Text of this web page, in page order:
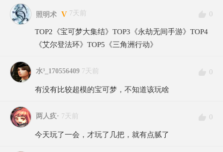
照明术 V 7天前 0
TOP2《宝可梦大集结》TOP3《永劫无间手游》TOP4
《艾尔登法环》TOP5《三角洲行动》
水³_170556409 7天前 0
有没有比较超模的宝可梦，不知道该玩啥
两人疚· 7天前 0
今天玩了一会，才玩了几把，就有点腻了